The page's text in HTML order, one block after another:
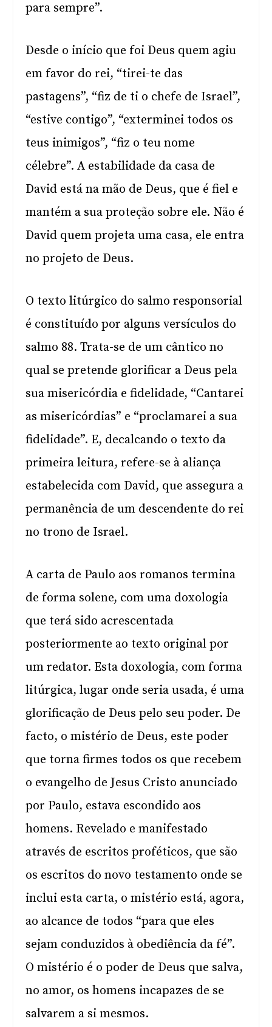
para sempre”.
Desde o início que foi Deus quem agiu
em favor do rei, “tirei-te das
pastagens”, “fiz de ti o chefe de Israel”,
“estive contigo”, “exterminei todos os
teus inimigos”, “fiz o teu nome
célebre”. A estabilidade da casa de
David está na mão de Deus, que é fiel e
mantém a sua proteção sobre ele. Não é
David quem projeta uma casa, ele entra
no projeto de Deus.
O texto litúrgico do salmo responsorial
é constituído por alguns versículos do
salmo 88. Trata-se de um cântico no
qual se pretende glorificar a Deus pela
sua misericórdia e fidelidade, “Cantarei
as misericórdias” e “proclamarei a sua
fidelidade”. E, decalcando o texto da
primeira leitura, refere-se à aliança
estabelecida com David, que assegura a
permanência de um descendente do rei
no trono de Israel.
A carta de Paulo aos romanos termina
de forma solene, com uma doxologia
que terá sido acrescentada
posteriormente ao texto original por
um redator. Esta doxologia, com forma
litúrgica, lugar onde seria usada, é uma
glorificação de Deus pelo seu poder. De
facto, o mistério de Deus, este poder
que torna firmes todos os que recebem
o evangelho de Jesus Cristo anunciado
por Paulo, estava escondido aos
homens. Revelado e manifestado
através de escritos proféticos, que são
os escritos do novo testamento onde se
inclui esta carta, o mistério está, agora,
ao alcance de todos “para que eles
sejam conduzidos à obediência da fé”.
O mistério é o poder de Deus que salva,
no amor, os homens incapazes de se
salvarem a si mesmos.